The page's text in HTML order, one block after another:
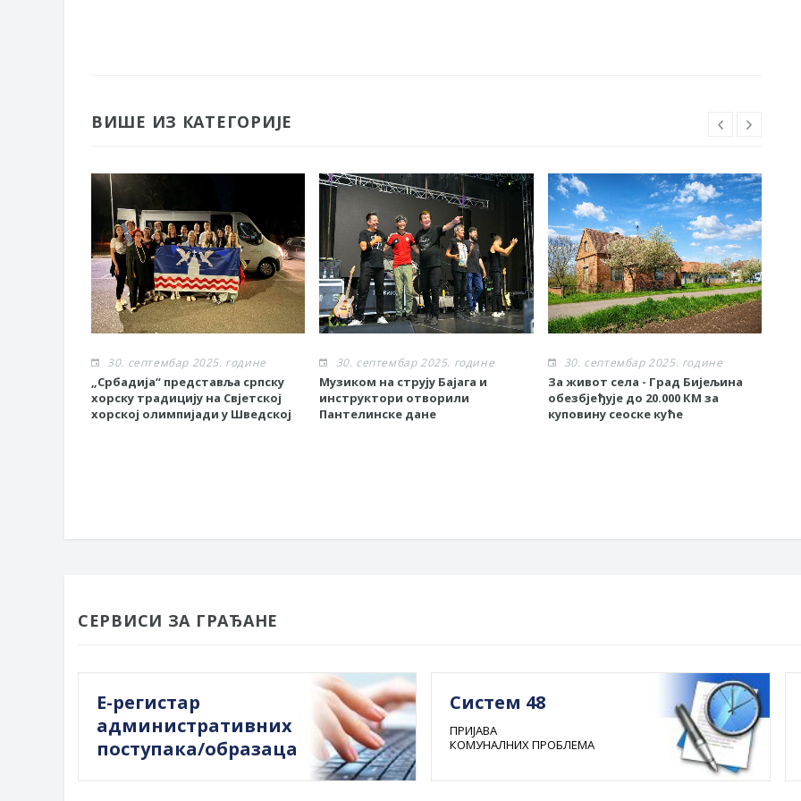
ВИШЕ ИЗ КАТЕГОРИЈЕ
30. септембар 2025. године
„Србадија“ представља српску
хорску традицију на Свјетској
хорској олимпијади у Шведској
30. септембар 2025. године
Музиком на струју Бајага и
инструктори отворили
Пантелинске дане
30. септембар 2025. године
За живот села - Град Бијељина
обезбјеђује до 20.000 КМ за
куповину сеоске куће
СЕРВИСИ ЗА ГРАЂАНЕ
Е-регистар
административних
поступака/образаца
Систем 48
ПРИЈАВА
КОМУНАЛНИХ ПРОБЛЕМА